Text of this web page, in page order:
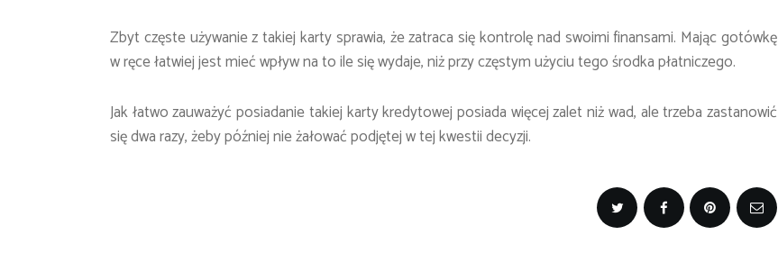
Zbyt częste używanie z takiej karty sprawia, że zatraca się kontrolę nad swoimi finansami. Mając gotówkę
w ręce łatwiej jest mieć wpływ na to ile się wydaje, niż przy częstym użyciu tego środka płatniczego.
Jak łatwo zauważyć posiadanie takiej karty kredytowej posiada więcej zalet niż wad, ale trzeba zastanowić
się dwa razy, żeby później nie żałować podjętej w tej kwestii decyzji.